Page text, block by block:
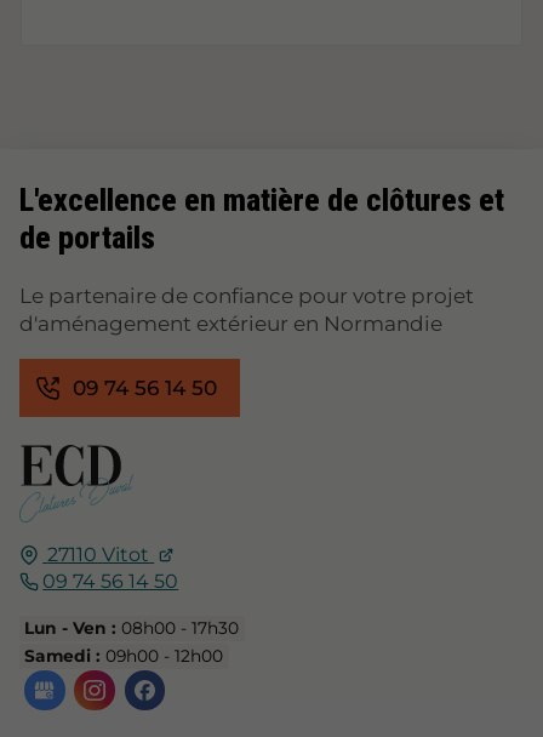
27110 Vitot
09 74 56 14 50
Lun - Ven : 08h00 - 17h30
Samedi : 09h00 - 12h00
L'excellence en matière de clôtures et
de portails
Le partenaire de confiance pour votre projet
d'aménagement extérieur en Normandie
09 74 56 14 50